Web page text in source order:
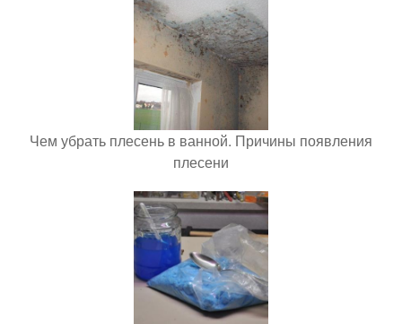
Чем убрать плесень в ванной. Причины появления
плесени